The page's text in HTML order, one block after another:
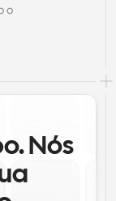
o
Nós